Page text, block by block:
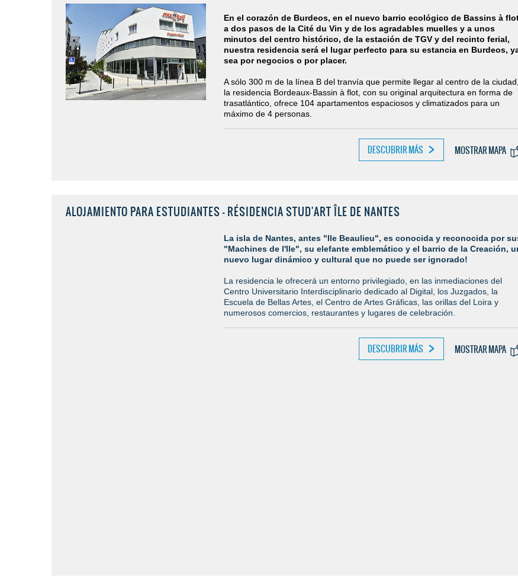
En el corazón de Burdeos, en el nuevo barrio ecológico de Bassins à
a dos pasos de la Cité du Vin y de los agradables muelles y a unos
minutos del centro histórico, de la estación de TGV y del recinto ferial,
nuestra residencia será el lugar perfecto para su estancia en Burdeos,
sea por negocios o por placer.
A sólo 300 m de la línea B del tranvía que permite llegar al centro de la ciudad,
la residencia Bordeaux-Bassin à flot, con su original arquitectura en forma de
trasatlántico, ofrece 104 apartamentos espaciosos y climatizados para un
máximo de 4 personas.
DESCUBRIR MÁS MOSTRAR MAPA
ALOJAMIENTO PARA ESTUDIANTES - RÉSIDENCIA STUD'ART ÎLE DE NANTES
La isla de Nantes, antes "Ile Beaulieu", es conocida y reconocida por
"Machines de l'Ile", su elefante emblemático y el barrio de la Creación,
nuevo lugar dinámico y cultural que no puede ser ignorado!
La residencia le ofrecerá un entorno privilegiado, en las inmediaciones del
Centro Universitario Interdisciplinario dedicado al Digital, los Juzgados, la
Escuela de Bellas Artes, el Centro de Artes Gráficas, las orillas del Loira y
numerosos comercios, restaurantes y lugares de celebración.
DESCUBRIR MÁS MOSTRAR MAPA